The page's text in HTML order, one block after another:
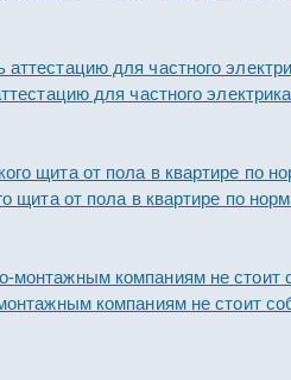
для частного
щита от пола в квартире по
компаниям не стоит